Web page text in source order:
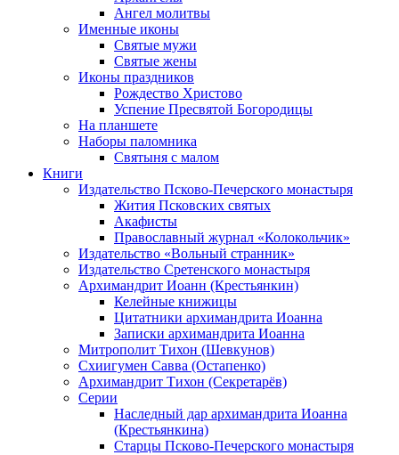
Ангел молитвы
Именные иконы
Святые мужи
Святые жены
Иконы праздников
Рождество Христово
Успение Пресвятой Богородицы
На планшете
Наборы паломника
Святыня с малом
Книги
Издательство Псково-Печерского монастыря
Жития Псковских святых
Акафисты
Православный журнал «Колокольчик»
Издательство «Вольный странник»
Издательство Сретенского монастыря
Архимандрит Иоанн (Крестьянкин)
Келейные книжицы
Цитатники архимандрита Иоанна
Записки архимандрита Иоанна
Митрополит Тихон (Шевкунов)
Схиигумен Савва (Остапенко)
Архимандрит Тихон (Секретарёв)
Серии
Наследный дар архимандрита Иоанна
(Крестьянкина)
Старцы Псково-Печерского монастыря